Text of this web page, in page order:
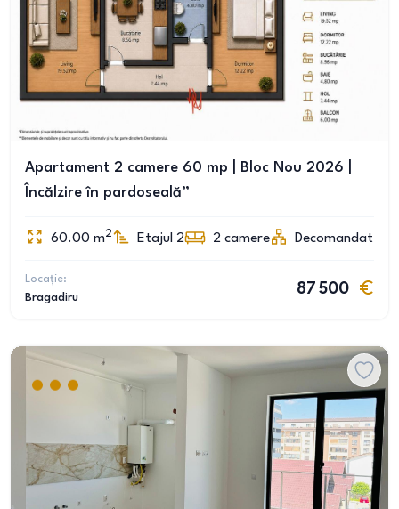
Apartament 2 camere 60 mp | Bloc Nou 2026 |
Încălzire în pardoseală”
60.00 m2 Etajul 2 2 camere Decomandat
Locație:
Bragadiru
87 500